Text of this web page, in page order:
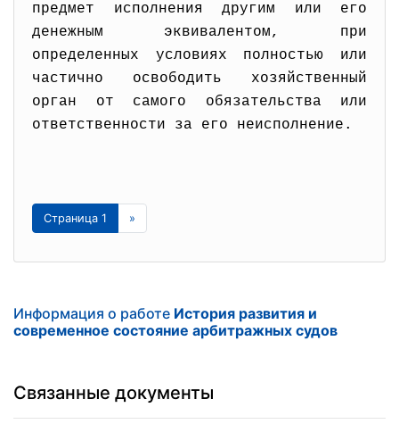
предмет исполнения другим или его
денежным эквивалентом, при
определенных условиях полностью или
частично освободить хозяйственный
орган от самого обязательства или
ответственности за его неисполнение.
Страница 1 »
Информация о работе История развития и
современное состояние арбитражных судов
Связанные документы